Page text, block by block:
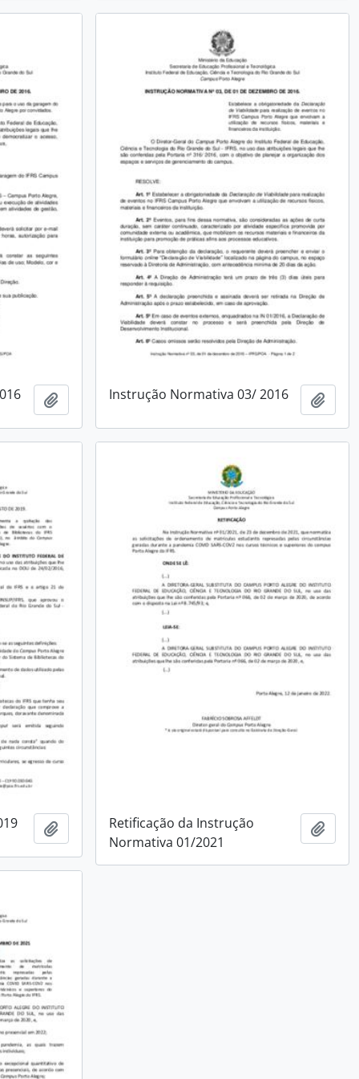
Add to clipboardInstrução Normativa 03/ 2016 Add
Add to clipboardRetificação da Instrução
Normativa 01/2021
Add